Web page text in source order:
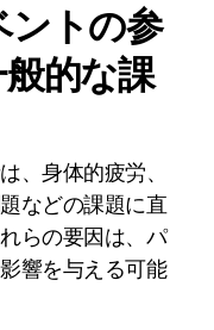
ントの参
的な課
、身体的疲労、
などの課題に直
らの要因は、パ
響を与える可能